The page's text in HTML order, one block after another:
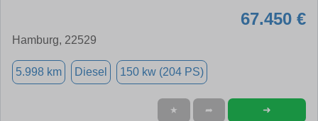
67.450 €
Hamburg, 22529
5.998 km Diesel 150 kw (204 PS)
★ ➦ ➜